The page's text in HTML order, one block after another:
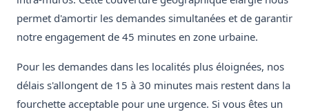
permet d'amortir les demandes simultanées et de garantir
notre engagement de 45 minutes en zone urbaine.
Pour les demandes dans les localités plus éloignées, nos
délais s'allongent de 15 à 30 minutes mais restent dans la
fourchette acceptable pour une urgence. Si vous êtes un